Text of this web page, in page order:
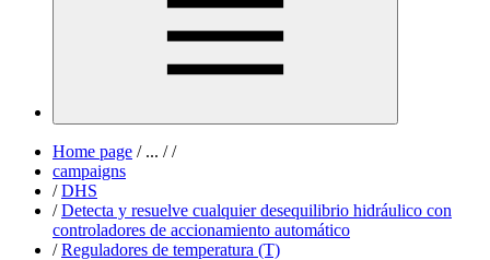
Home page /... / /
campaigns
/ DHS
/ Detecta y resuelve cualquier desequilibrio hidráulico con
controladores de accionamiento automático
/ Reguladores de temperatura (T)